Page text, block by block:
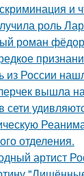
и
роль
роман фёдор
России
вышла на
сети
отделения.
артист